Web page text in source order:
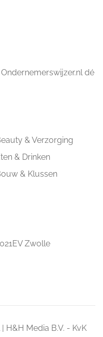
dé
& Verzorging
& Drinken
& Klussen
Zwolle
H&H Media B.V. - KvK